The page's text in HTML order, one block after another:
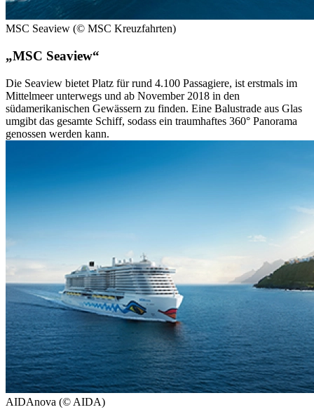
MSC Seaview (© MSC Kreuzfahrten)
„MSC Seaview“
Die Seaview bietet Platz für rund 4.100 Passagiere, ist erstmals im
Mittelmeer unterwegs und ab November 2018 in den
südamerikanischen Gewässern zu finden. Eine Balustrade aus Glas
umgibt das gesamte Schiff, sodass ein traumhaftes 360° Panorama
genossen werden kann.
AIDAnova (© AIDA)